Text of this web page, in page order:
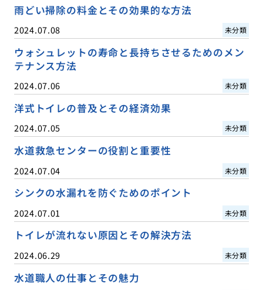
雨どい掃除の料金とその効果的な方法
2024.07.08 未分類
ウォシュレットの寿命と長持ちさせるためのメン
テナンス方法
2024.07.06 未分類
洋式トイレの普及とその経済効果
2024.07.05 未分類
水道救急センターの役割と重要性
2024.07.04 未分類
シンクの水漏れを防ぐためのポイント
2024.07.01 未分類
トイレが流れない原因とその解決方法
2024.06.29 未分類
水道職人の仕事とその魅力